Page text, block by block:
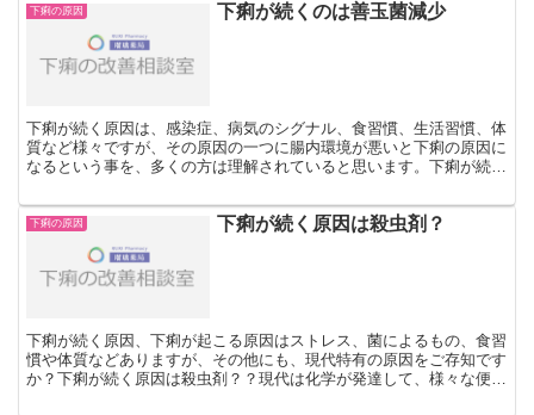
下痢の原因 下痢が続くのは善玉菌減少
下痢が続く原因は、感染症、病気のシグナル、食習慣、生活習慣、体
質など様々ですが、その原因の一つに腸内環境が悪いと下痢の原因に
なるという事を、多くの方は理解されていると思います。下痢が続く
下痢の原因 下痢が続く原因は殺虫剤？
下痢が続く原因、下痢が起こる原因はストレス、菌によるもの、食習
慣や体質などありますが、その他にも、現代特有の原因をご存知です
か？下痢が続く原因は殺虫剤？？現代は化学が発達して、様々な便利